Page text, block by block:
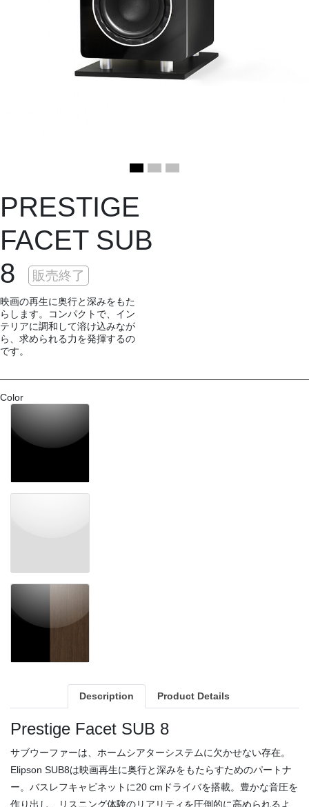
PRESTIGE
FACET SUB
8
販売終了
映画の再生に奥行と深みをもた
らします。コンパクトで、イン
テリアに調和して溶け込みなが
ら、求められる力を発揮するの
です。
Color
Description Product Details
Prestige Facet SUB 8
サブウーファーは、ホームシアターシステムに欠かせない存在。
Elipson SUB8は映画再生に奥行と深みをもたらすためのパートナ
ー。バスレフキャビネットに20 cmドライバを搭載。豊かな音圧を
作り出し、リスニング体験のリアリティを圧倒的に高められるよ